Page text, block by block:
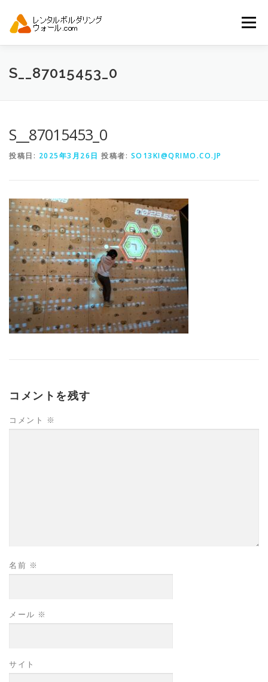
メニュー
トップ 自動見積り
S__87015453_0
S__87015453_0
投稿日: 2025年3月26日 投稿者: SO13KI@QRIMO.CO.JP
コメントを残す
コメント ※
名前 ※
メール ※
サイト